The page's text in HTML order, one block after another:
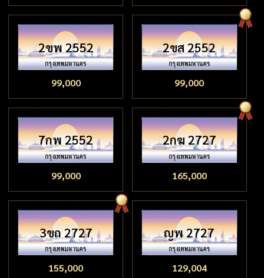
2ขพ 2552
99,000
2ขส 2552
99,000
7กพ 2552
99,000
2กฆ 2727
165,000
3ขถ 2727
155,000
ญพ 2727
129,004